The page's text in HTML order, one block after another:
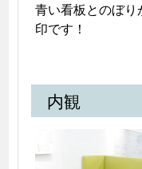
青い看板とのぼり
印です！
内観